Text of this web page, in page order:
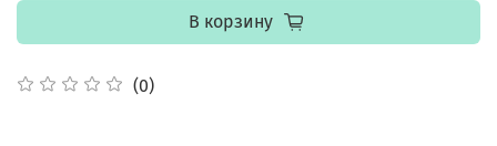
(0)
В корзину